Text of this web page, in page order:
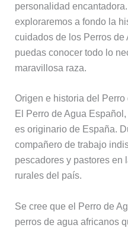
personalidad
exploraremos a fondo la
cuidados de los Perros de
puedas conocer todo lo
maravillosa raza.
Origen e historia del Perro
El Perro de Agua
es originario de España.
compañero de trabajo
pescadores y pastores en
rurales del país.
Se cree que el Perro de
perros de agua africanos